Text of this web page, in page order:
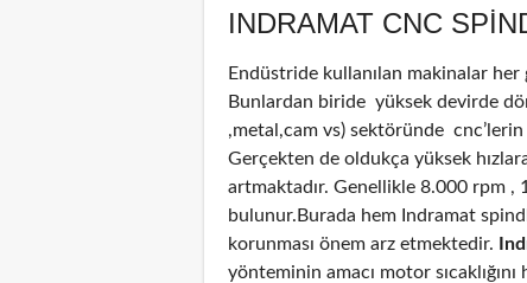
INDRAMAT CNC
Endüstride kullanılan makinalar
Bunlardan biride yüksek devirde
,metal,cam vs) sektöründe
Gerçekten de oldukça yüksek
artmaktadır. Genellikle 8.000 rpm
bulunur.Burada hem Indramat
korunması önem arz etmektedir.
yönteminin amacı motor